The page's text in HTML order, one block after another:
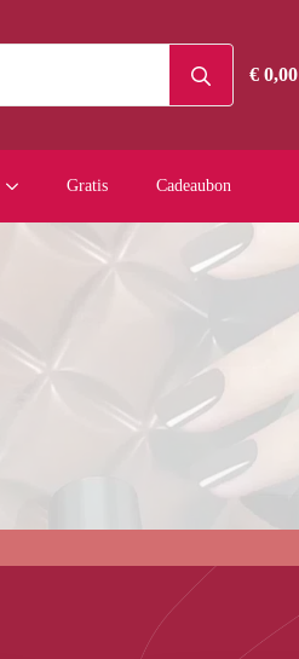
for:€0,00
Gratis Cadeaubon